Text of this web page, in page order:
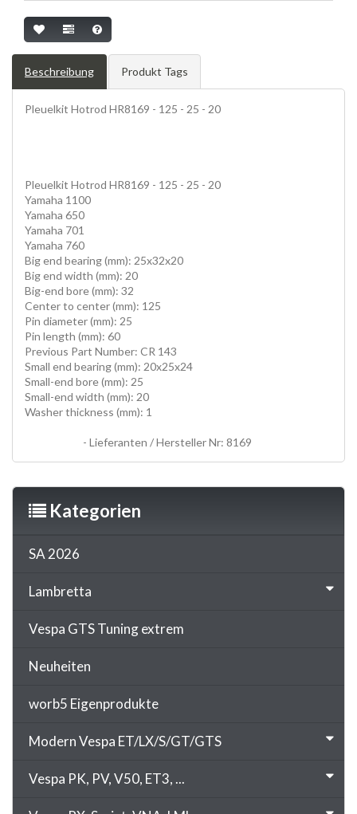
Beschreibung Produkt Tags
Pleuelkit Hotrod HR8169 - 125 - 25 - 20
Pleuelkit Hotrod HR8169 - 125 - 25 - 20
Yamaha 1100
Yamaha 650
Yamaha 701
Yamaha 760
Big end bearing (mm): 25x32x20
Big end width (mm): 20
Big-end bore (mm): 32
Center to center (mm): 125
Pin diameter (mm): 25
Pin length (mm): 60
Previous Part Number: CR 143
Small end bearing (mm): 20x25x24
Small-end bore (mm): 25
Small-end width (mm): 20
Washer thickness (mm): 1
- Lieferanten / Hersteller Nr: 8169
Kategorien
SA 2026
Lambretta
Vespa GTS Tuning extrem
Neuheiten
worb5 Eigenprodukte
Modern Vespa ET/LX/S/GT/GTS
Vespa PK, PV, V50, ET3, ...